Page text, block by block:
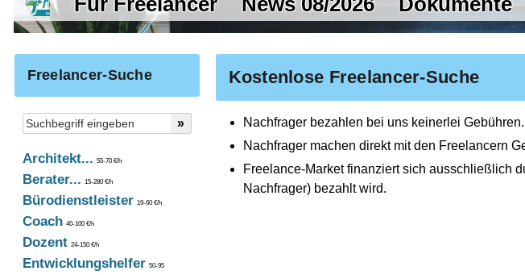
Freelancer-Suche
Architekt... 55-70 €/h
Berater... 15-280 €/h
Bürodienstleister 19-60 €/h
Coach40-100 €/h
Dozent24-150 €/h
Entwicklungshelfer 50-95
Kostenlose Freelancer-Suche
Nachfrager bezahlen bei uns keinerlei Gebühren.
Nachfrager machen direkt mit den Freelancern
Freelance-Market finanziert sich ausschließlich
Nachfrager) bezahlt wird.